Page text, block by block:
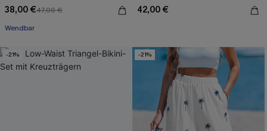
38,00 €47,00 €
Wendbar
42,00 €
-21% -21%